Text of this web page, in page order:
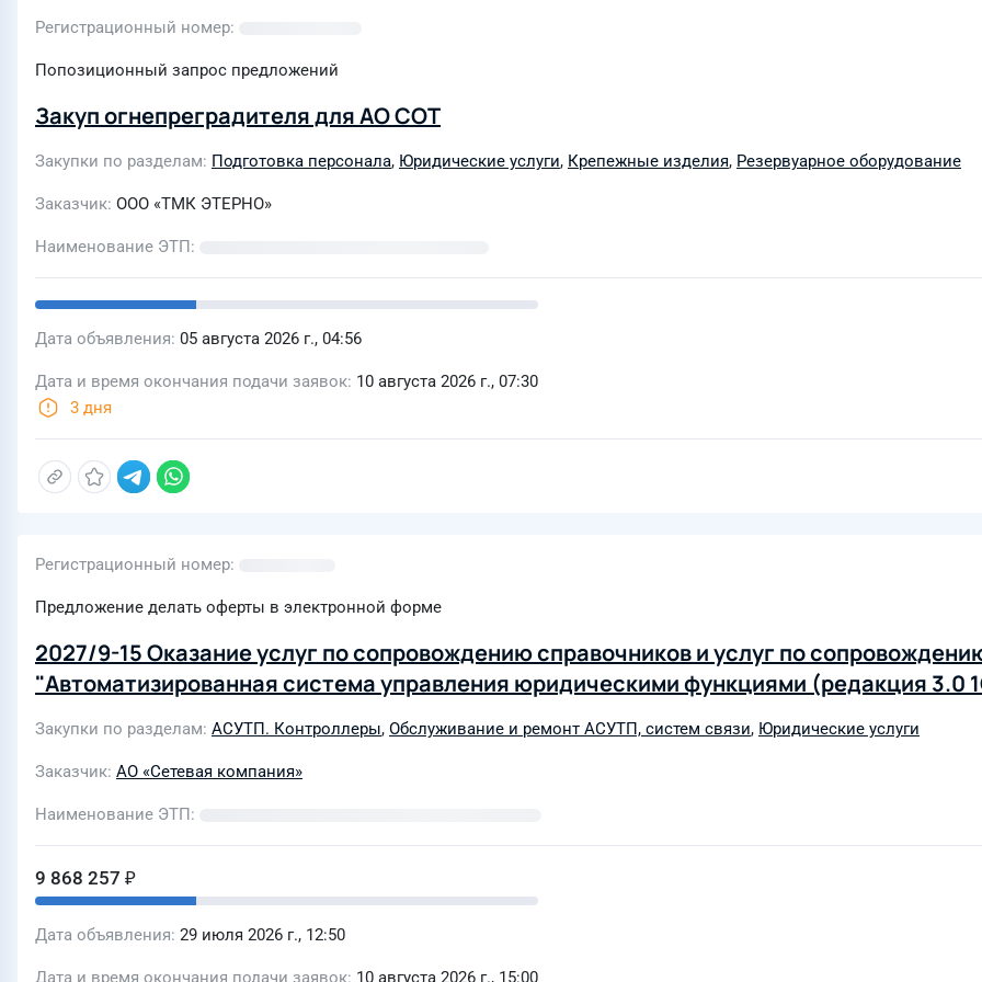
Регистрационный номер
Попозиционный запрос предложений
Закуп огнепреградителя для АО СОТ
Закупки по разделам Подготовка персонала, Юридические услуги, Крепежные изделия, Резервуарное оборудование
Заказчик ООО «ТМК ЭТЕРНО»
Наименование ЭТП
Дата объявления 05 августа 2026 г., 04:56
Дата и время окончания подачи заявок 10 августа 2026 г., 07:30
3 дня
Регистрационный номер
Предложение делать оферты в электронной форме
2027/9-15 Оказание услуг по сопровождению справочников и услуг по
"Автоматизированная система управления юридическими функциями (редакция 3.0
Закупки по разделам АСУТП. Контроллеры, Обслуживание и ремонт АСУТП, систем связи, Юридические услуги
Заказчик АО «Сетевая компания»
Наименование ЭТП
9 868 257 ₽
Дата объявления 29 июля 2026 г., 12:50
Дата и время окончания подачи заявок 10 августа 2026 г., 15:00